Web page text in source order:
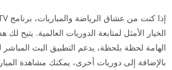
الخيار الأمثل لمتابعة الدوريات العالمية. يتيح لك
الهامة لحظة بلحظة، يدعم التطبيق البث المباشر
بالإضافة إلى دوريات أخرى، يمكنك مشاهدة